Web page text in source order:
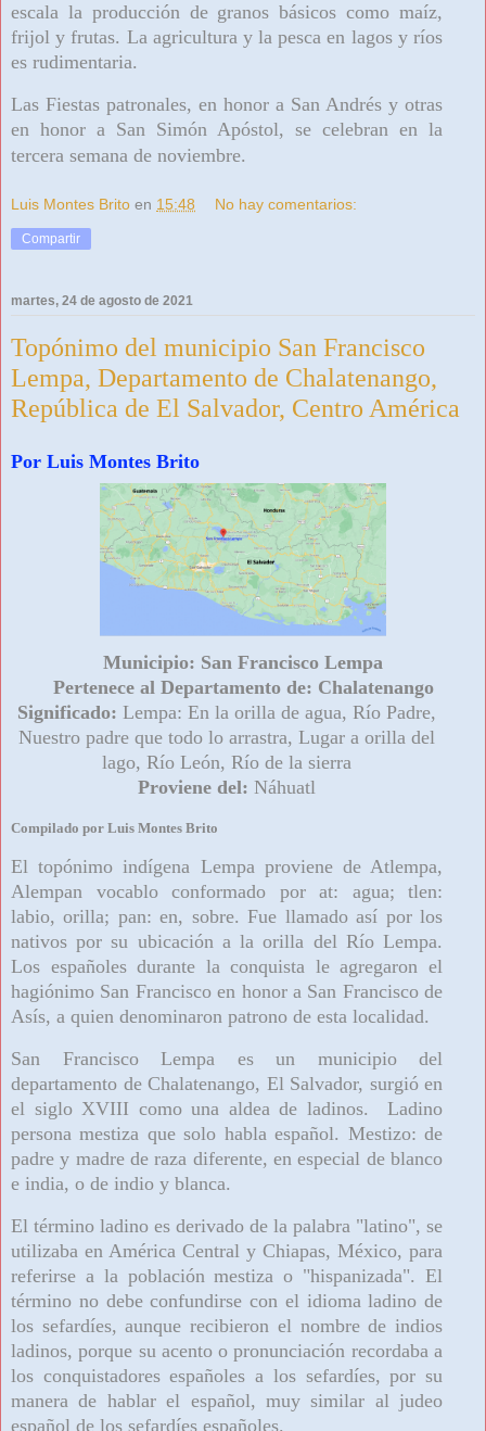
escala la producción de granos básicos como maíz,
frijol y frutas. La agricultura y la pesca en lagos y ríos
es rudimentaria.
Las Fiestas patronales, en honor a San Andrés y otras
en honor a San Simón Apóstol, se celebran en la
tercera semana de noviembre.
Luis Montes Brito en 15:48 No hay comentarios:
Compartir
martes, 24 de agosto de 2021
Topónimo del municipio San Francisco
Lempa, Departamento de Chalatenango,
República de El Salvador, Centro América
Por Luis Montes Brito
Municipio: San Francisco Lempa
Pertenece al Departamento de: Chalatenango
Significado: Lempa: En la orilla de agua, Río Padre,
Nuestro padre que todo lo arrastra, Lugar a orilla del
lago, Río León, Río de la sierra
Proviene del: Náhuatl
Compilado por Luis Montes Brito
El topónimo indígena Lempa proviene de Atlempa,
Alempan vocablo conformado por at: agua; tlen:
labio, orilla; pan: en, sobre. Fue llamado así por los
nativos por su ubicación a la orilla del Río Lempa.
Los españoles durante la conquista le agregaron el
hagiónimo San Francisco en honor a San Francisco de
Asís, a quien denominaron patrono de esta localidad.
San Francisco Lempa es un municipio del
departamento de Chalatenango, El Salvador, surgió en
el siglo XVIII como una aldea de ladinos. Ladino
persona mestiza que solo habla español. Mestizo: de
padre y madre de raza diferente, en especial de blanco
e india, o de indio y blanca.
El término ladino es derivado de la palabra "latino", se
utilizaba en América Central y Chiapas, México, para
referirse a la población mestiza o "hispanizada". El
término no debe confundirse con el idioma ladino de
los sefardíes, aunque recibieron el nombre de indios
ladinos, porque su acento o pronunciación recordaba a
los conquistadores españoles a los sefardíes, por su
manera de hablar el español, muy similar al judeo
español de los sefardíes españoles.